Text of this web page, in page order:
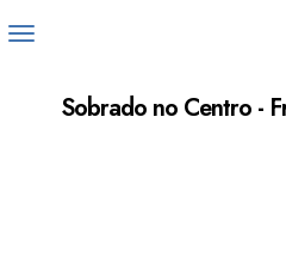
Sobrado no Centro -